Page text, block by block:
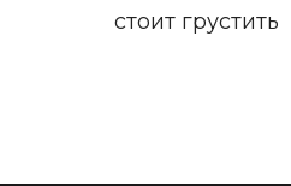
стоит грустить